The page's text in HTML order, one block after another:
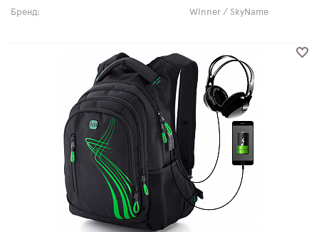
Бренд:
Winner / SkyName